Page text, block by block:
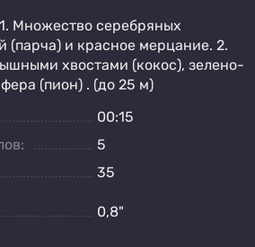
Множество серебряных
и красное мерцание. 2.
хвостами (кокос), зелено-
(пион) . (до 25 м)
00:15
5
35
0,8"